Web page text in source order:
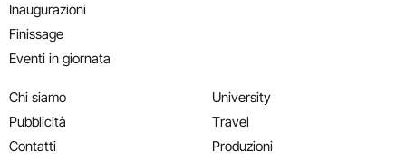
Inaugurazioni
Finissage
Eventi in giornata
Chi siamo
Pubblicità
Contatti
University
Travel
Produzioni